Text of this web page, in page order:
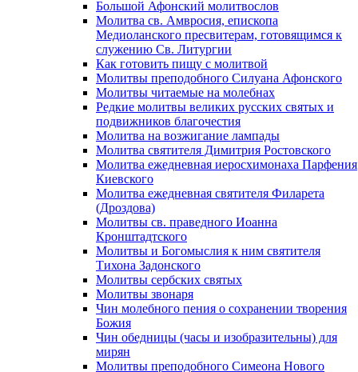
Большой Афонский молитвослов
Молитва св. Амвросия, епископа
Медиоланского пресвитерам, готовящимся к
служению Св. Литургии
Как готовить пищу с молитвой
Молитвы преподобного Силуана Афонского
Молитвы читаемые на молебнах
Редкие молитвы великих русских святых и
подвижников благочестия
Молитва на возжигание лампады
Молитва святителя Димитрия Ростовского
Молитва ежедневная иеросхимонаха Парфения
Киевского
Молитва ежедневная святителя Филарета
(Дроздова)
Молитвы св. праведного Иоанна
Кронштадтского
Молитвы и Богомыслия к ним святителя
Тихона Задонского
Молитвы сербских святых
Молитвы звонаря
Чин молебного пения о сохранении творения
Божия
Чин обедницы (часы и изобразительны) для
мирян
Молитвы преподобного Симеона Нового